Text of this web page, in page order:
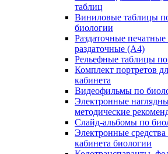
таблиц
Виниловые таблицы
биологии
Раздаточные
раздаточные (А4)
Рельефные таблицы
Комплект портретов
кабинета
Видеофильмы по
Электронные
методические
Слайд-альбомы по
Электронные средства
кабинета биологии